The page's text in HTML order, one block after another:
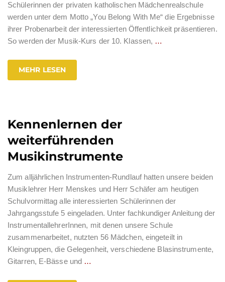
Schülerinnen der privaten katholischen Mädchenrealschule
werden unter dem Motto „You Belong With Me“ die Ergebnisse
ihrer Probenarbeit der interessierten Öffentlichkeit präsentieren.
So werden der Musik-Kurs der 10. Klassen, …
MEHR LESEN
Kennenlernen der
weiterführenden
Musikinstrumente
Zum alljährlichen Instrumenten-Rundlauf hatten unsere beiden
Musiklehrer Herr Menskes und Herr Schäfer am heutigen
Schulvormittag alle interessierten Schülerinnen der
Jahrgangsstufe 5 eingeladen. Unter fachkundiger Anleitung der
InstrumentallehrerInnen, mit denen unsere Schule
zusammenarbeitet, nutzten 56 Mädchen, eingeteilt in
Kleingruppen, die Gelegenheit, verschiedene Blasinstrumente,
Gitarren, E-Bässe und …